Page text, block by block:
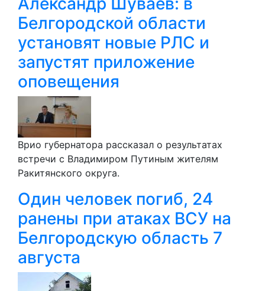
Белгородской области
установят новые РЛС и
запустят приложение
оповещения
Врио губернатора рассказал о результатах
встречи с Владимиром Путиным жителям
Ракитянского округа.
Один человек погиб, 24
ранены при атаках ВСУ на
Белгородскую область 7
августа